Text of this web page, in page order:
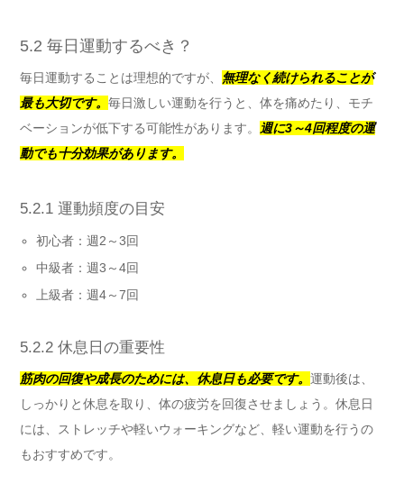
5.2 毎日運動するべき？
毎日運動することは理想的ですが、 無理なく続けられることが
最も大切です。 毎日激しい運動を行うと、体を痛めたり、モチ
ベーションが低下する可能性があります。
週に3～4回程度の運
動でも十分効果があります。
5.2.1 運動頻度の目安
初心者：週2～3回
中級者：週3～4回
上級者：週4～7回
5.2.2 休息日の重要性
筋肉の回復や成長のためには、休息日も必要です。 運動後は、
しっかりと休息を取り、体の疲労を回復させましょう。休息日
には、ストレッチや軽いウォーキングなど、軽い運動を行うの
もおすすめです。